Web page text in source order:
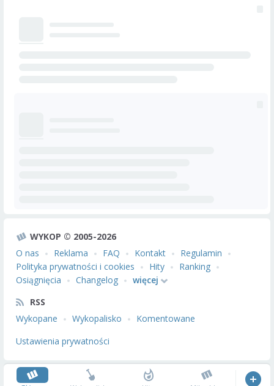
WYKOP © 2005-2026
O nas
Reklama FAQ Kontakt
Regulamin
Polityka prywatności i cookies
Hity
Ranking
Osiągnięcia
Changelog
więcej
RSS
Wykopane
Wykopalisko
Komentowane
Ustawienia prywatności